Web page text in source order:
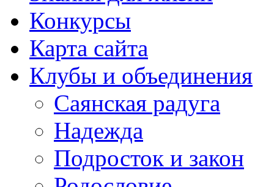
Конкурсы
Карта сайта
Клубы и объединения
Саянская радуга
Надежда
Подросток и закон